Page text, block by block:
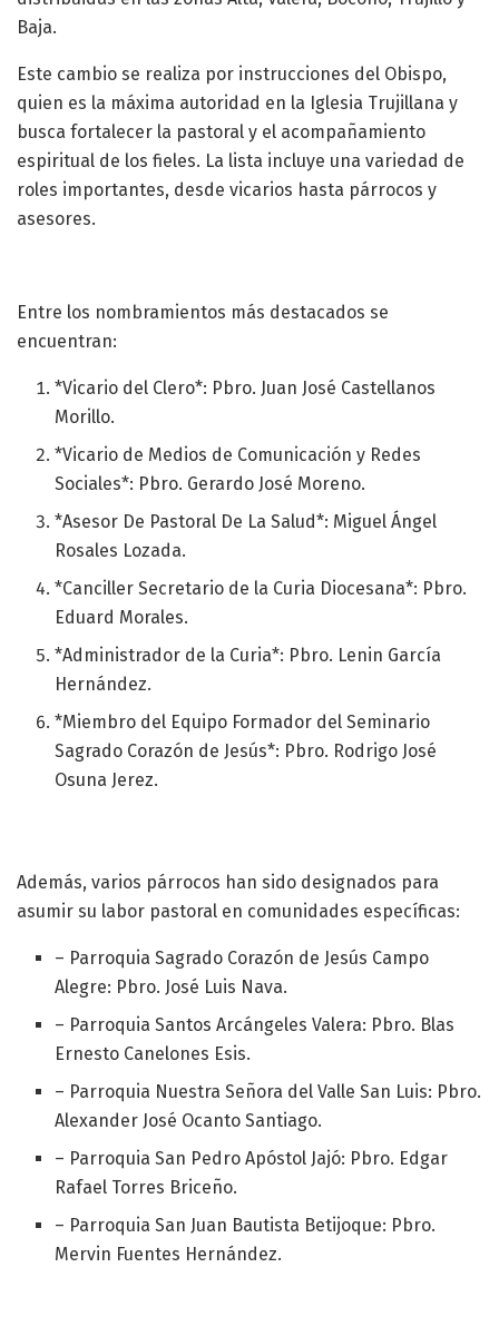
Baja.
Este cambio se realiza por instrucciones del Obispo,
quien es la máxima autoridad en la Iglesia Trujillana y
busca fortalecer la pastoral y el acompañamiento
espiritual de los fieles. La lista incluye una variedad de
roles importantes, desde vicarios hasta párrocos y
asesores.
Entre los nombramientos más destacados se
encuentran:
*Vicario del Clero*: Pbro. Juan José Castellanos
Morillo.
*Vicario de Medios de Comunicación y Redes
Sociales*: Pbro. Gerardo José Moreno.
*Asesor De Pastoral De La Salud*: Miguel Ángel
Rosales Lozada.
*Canciller Secretario de la Curia Diocesana*: Pbro.
Eduard Morales.
*Administrador de la Curia*: Pbro. Lenin García
Hernández.
*Miembro del Equipo Formador del Seminario
Sagrado Corazón de Jesús*: Pbro. Rodrigo José
Osuna Jerez.
Además, varios párrocos han sido designados para
asumir su labor pastoral en comunidades específicas:
– Parroquia Sagrado Corazón de Jesús Campo
Alegre: Pbro. José Luis Nava.
– Parroquia Santos Arcángeles Valera: Pbro. Blas
Ernesto Canelones Esis.
– Parroquia Nuestra Señora del Valle San Luis: Pbro.
Alexander José Ocanto Santiago.
– Parroquia San Pedro Apóstol Jajó: Pbro. Edgar
Rafael Torres Briceño.
– Parroquia San Juan Bautista Betijoque: Pbro.
Mervin Fuentes Hernández.